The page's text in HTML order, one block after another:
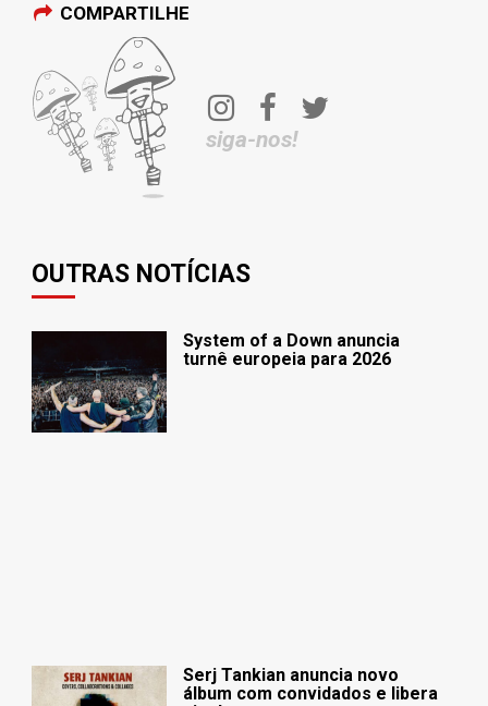
COMPARTILHE
siga-nos!
OUTRAS NOTÍCIAS
System of a Down anuncia
turnê europeia para 2026
Serj Tankian anuncia novo
álbum com convidados e libera